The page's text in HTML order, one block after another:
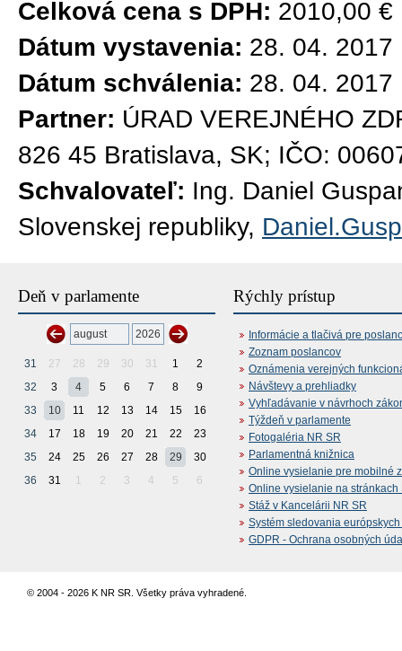
Celková cena s DPH: 2010,00 €
Dátum vystavenia: 28. 04. 2017
Dátum schválenia: 28. 04. 2017
Partner: ÚRAD VEREJNÉHO
826 45 Bratislava, SK; IČO:
Schvalovateľ: Ing. Daniel
Slovenskej republiky,
Deň v parlamente
31 27 28 29 30 31 1
2
32
3 4 5 6 7 8
9
33
10 11 12 13 14 15
16
34
17 18 19 20 21 22
23
35
24 25 26 27 28 29
30
36
31 1 2 3 4 5 6
Rýchly prístup
Informácie a tlačivá pre
Zoznam poslancov
Oznámenia verejných
Návštevy a prehliadky
Vyhľadávanie v návrhoch
Týždeň v parlamente
Fotogaléria NR SR
Parlamentná knižnica
Online vysielanie pre mobilné
Online vysielanie na stránkach
Stáž v Kancelárii NR SR
Systém sledovania
GDPR - Ochrana osobných
© 2004 - 2026 K NR SR. Všetky práva vyhradené.